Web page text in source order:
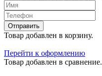
Отправить
Товар добавлен в корзину.
Перейти к оформлению
Товар добавлен в сравнение.